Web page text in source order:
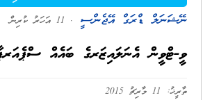
ނޭޝަނަލް ޑްރަގް އޭޖެންސީ . 11 އަހަރު ކުރިން
ވީ-ޓްވީން އެނަލައިޒަރގެ ބައެއް
ތާރީޚު: 11 މާރިޗު 2015